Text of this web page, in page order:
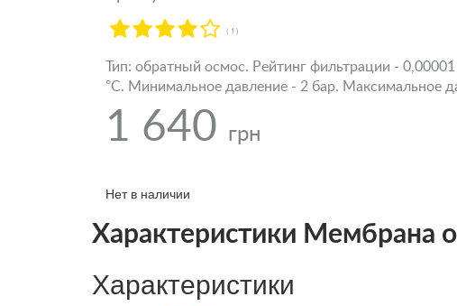
( 1 )
Тип: обратный осмос. Рейтинг фильтрации -
°С. Минимальное давление - 2 бар. Максимальное
1 640 грн
Нет в наличии
Характеристики Мембрана
Характеристики